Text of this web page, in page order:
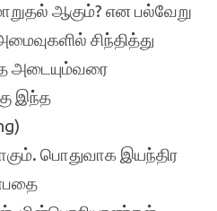
ஆகும்? என பல்வேறு
சிந்தித்து
அடையும்வரை
இந்த
பொதுவாக இயந்திர